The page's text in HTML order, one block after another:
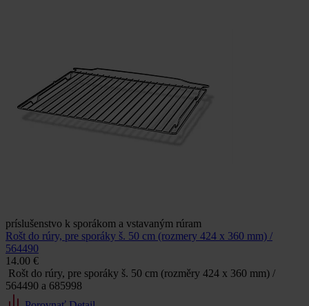
príslušenstvo k sporákom a vstavaným rúram
Rošt do rúry, pre sporáky š. 50 cm (rozmery 424 x 360 mm) /
564490
14.00 €
Rošt do rúry, pre sporáky š. 50 cm (rozměry 424 x 360 mm) /
564490 a 685998